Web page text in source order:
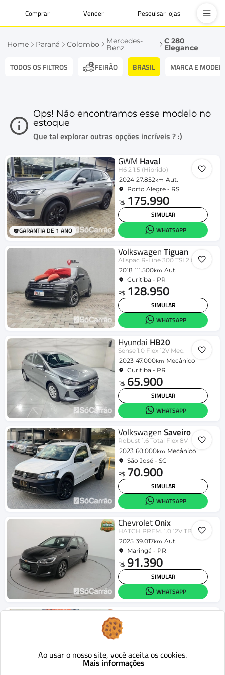
Comprar Vender Pesquisar lojas
Home Paraná Colombo Mercedes-
Benz
C 280
Elegance
TODOS OS FILTROS FEIRÃO BRASIL MARCA E
Ops! Não encontramos esse modelo no
estoque
Que tal explorar outras opções incríveis ? :)
GARANTIA DE 1 ANO
GWM Haval
H6 2 1.5 (Hibrido)
2024 27.852km Aut.
Porto Alegre - RS
R$ 175.990
SIMULAR
WHATSAPP
VolkswagenTiguan
Allspac R-Line 300 TSI 2.0
2018 111.500km Aut.
Curitiba - PR
R$ 128.950
SIMULAR
WHATSAPP
Hyundai HB20
Sense 1.0 Flex 12V Mec.
2023 47.000km Mecânico
Curitiba - PR
R$ 65.900
SIMULAR
WHATSAPP
VolkswagenSaveiro
Robust 1.6 Total Flex 8V
2023 60.000km Mecânico
São José - SC
R$ 70.900
SIMULAR
WHATSAPP
ChevroletOnix
HATCH PREM. 1.0 12V TB Flex 5p Aut.
2025 39.017km Aut.
Maringá - PR
R$ 91.390
SIMULAR
WHATSAPP
ChevroletTracker
1.0 Turbo 12V Flex Mec.
2024
R$ 119.900
Ao usar o nosso site, você aceita os cookies.
Mais informações